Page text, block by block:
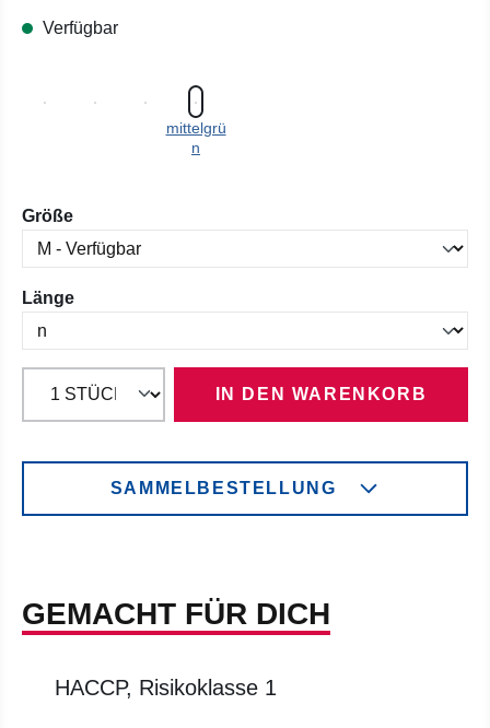
Verfügbar
mittelgrü
n
Größeauswählen
Längeauswählen
IN DEN WARENKORB
SAMMELBESTELLUNG
GEMACHT FÜR DICH
HACCP, Risikoklasse 1